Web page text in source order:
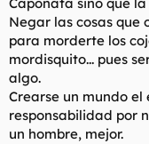
Caponata sino que
Negar las cosas
para morderte los
mordisquito... pues
algo.
Crearse un mundo el
responsabilidad por
un hombre, mejor.